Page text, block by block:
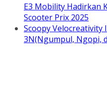
E3 Mobility Hadirkan
Scooter Prix 2025
Scoopy
3N(Ngumpul, Ngopi,